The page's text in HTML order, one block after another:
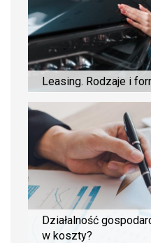
Leasing. Rodzaje i
Działalność
w koszty?